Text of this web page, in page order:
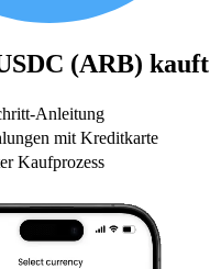
(ARB) kauft
Anleitung
mit Kreditkarte
Kaufprozess